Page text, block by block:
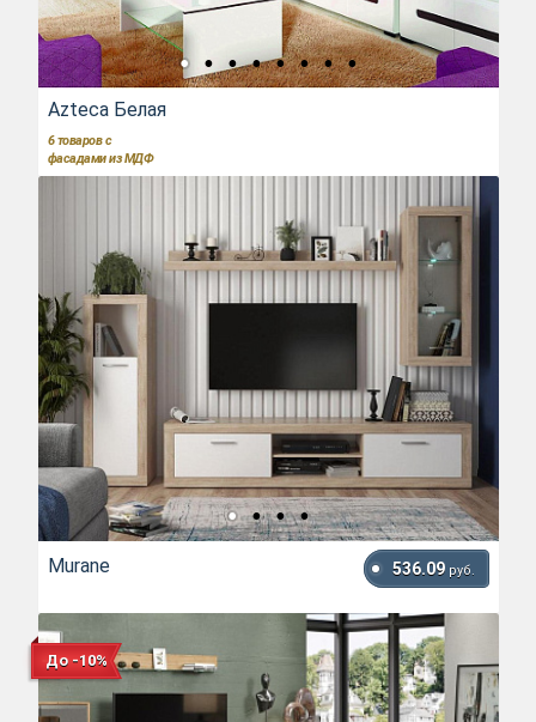
Azteca Белая
6 товаров с
фасадами из МДФ
Murane 536.09 руб.
До -10%